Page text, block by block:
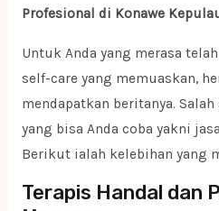
Profesional di Konawe
Untuk Anda yang merasa
self-care yang memuaskan,
mendapatkan beritanya.
yang bisa Anda coba yakni
Berikut ialah kelebihan yang
Terapis Handal dan